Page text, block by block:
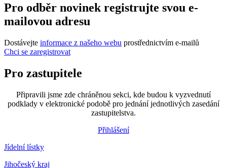
Pro odběr novinek registrujte svou e-
mailovou adresu
Dostávejte informace z našeho webu prostřednictvím e-mailů
Chci se zaregistrovat
Pro zastupitele
Připravili jsme zde chráněnou sekci, kde budou k vyzvednutí
podklady v elektronické podobě pro jednání jednotlivých zasedání
zastupitelstva.
Přihlášení
Jídelní lístky
Jihočeský kraj